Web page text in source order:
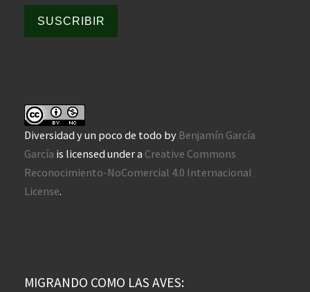
SUSCRIBIR
Diversidad y un poco de todo by Benjamín García
García is licensed under a Creative Commons
Reconocimiento-NoComercial 4.0 Internacional
License.
MIGRANDO COMO LAS AVES: